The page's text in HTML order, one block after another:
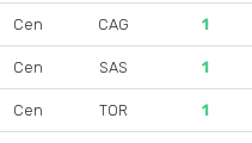
Cen CAG 1
Cen SAS 1
Cen TOR 1